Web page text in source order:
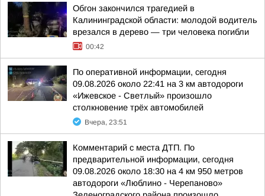
Обгон закончился трагедией в
Калининградской области: молодой водитель
врезался в дерево — три человека погибли
00:42
По оперативной информации, сегодня
09.08.2026 около 22:41 на 3 км автодороги
«Ижевское - Светлый» произошло
столкновение трёх автомобилей
Вчера, 23:51
Комментарий с места ДТП. По
предварительной информации, сегодня
09.08.2026 около 18:30 на 4 км 950 метров
автодороги «Люблино - Черепаново»